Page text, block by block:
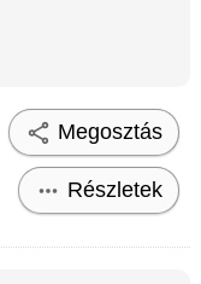
Megosztás
Részletek